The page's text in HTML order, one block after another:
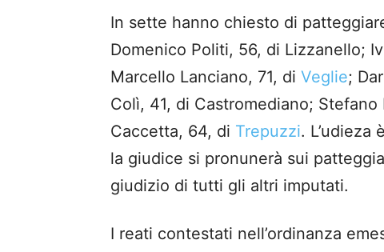
In sette hanno chiesto di
Domenico Politi, 56, di Lizzanello;
Marcello Lanciano, 71, di Veglie;
Colì, 41, di Castromediano;
Caccetta, 64, di Trepuzzi. L’udieza
la giudice si pronunerà sui
giudizio di tutti gli altri imputati.
I reati contestati nell’ordinanza